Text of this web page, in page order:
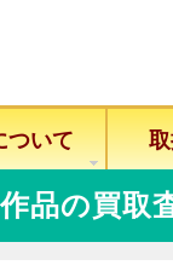
ついて
品の買取